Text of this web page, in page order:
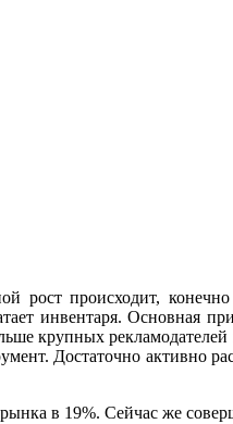
рост происходит,
инвентаря. Основная
крупных
Достаточно активно
в 19%. Сейчас же